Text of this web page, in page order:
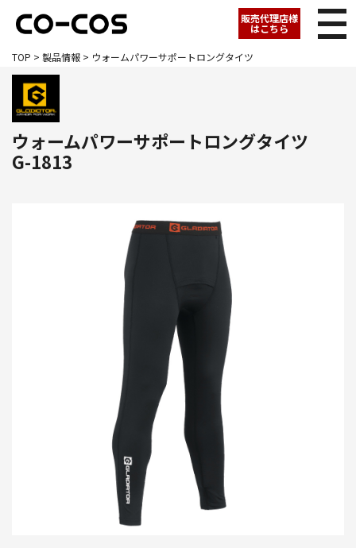
販売代理店様
はこちら
TOP > 製品情報 > ウォームパワーサポートロングタイツ
ウォームパワーサポートロングタイツ
G-1813